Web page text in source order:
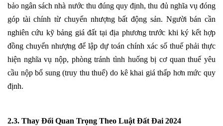
bảo ngân sách nhà nước thu đúng quy định, thu đủ nghĩa vụ đóng
góp tài chính từ chuyển nhượng bất động sản. Người bán cần
nghiên cứu kỹ bảng giá đất tại địa phương trước khi ký kết hợp
đồng chuyển nhượng để lập dự toán chính xác số thuế phải thực
hiện nghĩa vụ nộp, phòng tránh tình huống bị cơ quan thuế yêu
cầu nộp bổ sung (truy thu thuế) do kê khai giá thấp hơn mức quy
định.
2.3. Thay Đổi Quan Trọng Theo Luật Đất Đai 2024